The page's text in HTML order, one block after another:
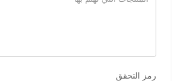
رمز التحقق